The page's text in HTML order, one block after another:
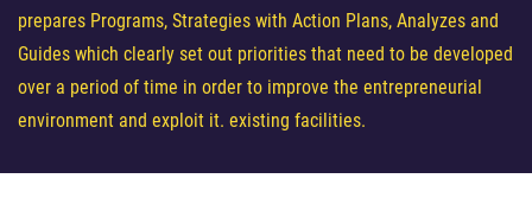
prepares Programs, Strategies with Action Plans, Analyzes and
Guides which clearly set out priorities that need to be developed
over a period of time in order to improve the entrepreneurial
environment and exploit it. existing facilities.